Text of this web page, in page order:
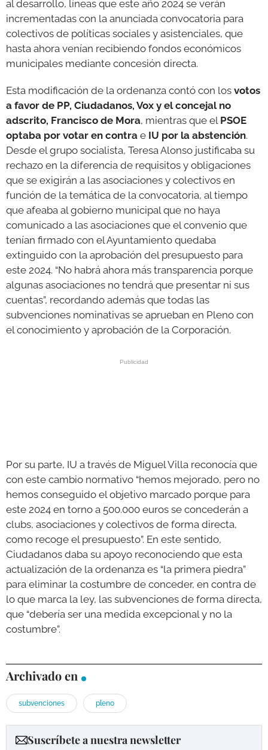
al desarrollo, líneas que este año 2024 se verán
incrementadas con la anunciada convocatoria para
colectivos de políticas sociales y asistenciales, que
hasta ahora venían recibiendo fondos económicos
municipales mediante concesión directa.
Esta modificación de la ordenanza contó con los votos
a favor de PP, Ciudadanos, Vox y el concejal no
adscrito, Francisco de Mora, mientras que el PSOE
optaba por votar en contra e IU por la abstención.
Desde el grupo socialista, Teresa Alonso justificaba su
rechazo en la diferencia de requisitos y obligaciones
que se exigirán a las asociaciones y colectivos en
función de la temática de la convocatoria, al tiempo
que afeaba al gobierno municipal que no haya
comunicado a las asociaciones que el convenio que
tenían firmado con el Ayuntamiento quedaba
extinguido con la aprobación del presupuesto para
este 2024. “No habrá ahora más transparencia porque
algunas asociaciones no tendrá que presentar ni sus
cuentas”, recordando además que todas las
subvenciones nominativas se aprueban en Pleno con
el conocimiento y aprobación de la Corporación.
Por su parte, IU a través de Miguel Villa reconocía que
con este cambio normativo “hemos mejorado, pero no
hemos conseguido el objetivo marcado porque para
este 2024 en torno a 500.000 euros se concederán a
clubs, asociaciones y colectivos de forma directa,
como recoge el presupuesto”. En este sentido,
Ciudadanos daba su apoyo reconociendo que esta
actualización de la ordenanza es “la primera piedra”
para eliminar la costumbre de conceder, en contra de
lo que marca la ley, las subvenciones de forma directa,
que “debería ser una medida excepcional y no la
costumbre”.
Archivado en
subvenciones pleno
Suscríbete a nuestra newsletter